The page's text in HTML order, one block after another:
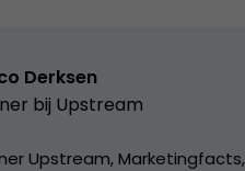
Derksen
bij Upstream
Upstream, Marketingfacts,